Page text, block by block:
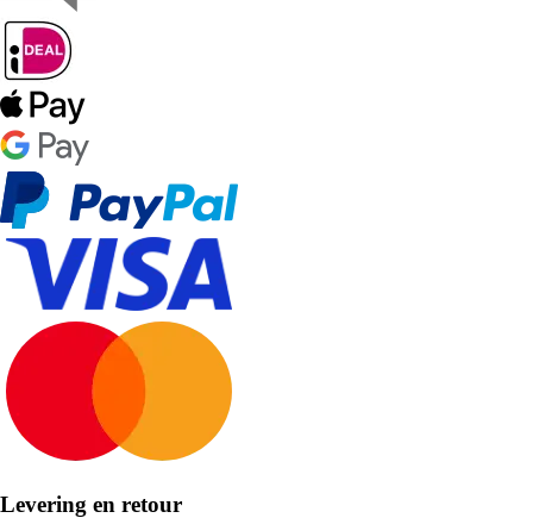
Levering en retour